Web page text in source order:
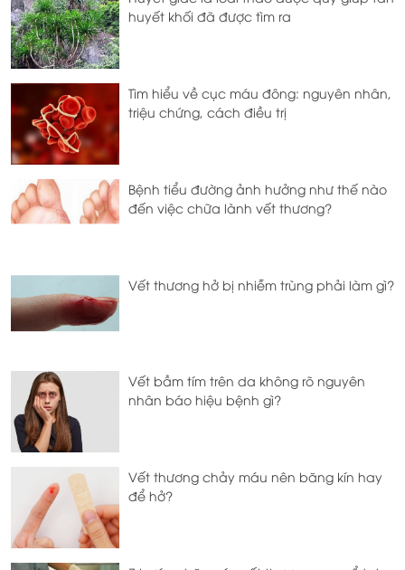
huyết khối đã được tìm ra
Tìm hiểu về cục máu đông: nguyên nhân,
triệu chứng, cách điều trị
Bệnh tiểu đường ảnh hưởng như thế nào
đến việc chữa lành vết thương?
Vết thương hở bị nhiễm trùng phải làm gì?
Vết bầm tím trên da không rõ nguyên
nhân báo hiệu bệnh gì?
Vết thương chảy máu nên băng kín hay
để hở?